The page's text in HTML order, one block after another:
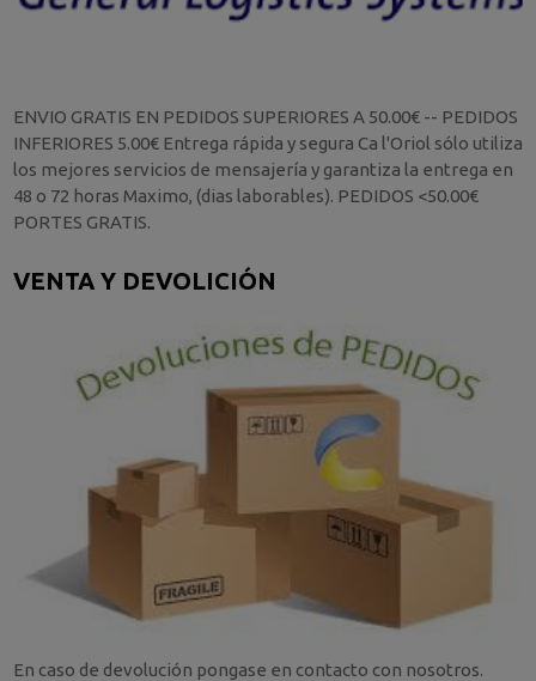
ENVIO GRATIS EN PEDIDOS SUPERIORES A 50.00€ -- PEDIDOS
INFERIORES 5.00€ Entrega rápida y segura Ca l'Oriol sólo utiliza
los mejores servicios de mensajería y garantiza la entrega en
48 o 72 horas Maximo, (dias laborables). PEDIDOS <50.00€
PORTES GRATIS.
VENTA Y DEVOLICIÓN
En caso de devolución pongase en contacto con nosotros.